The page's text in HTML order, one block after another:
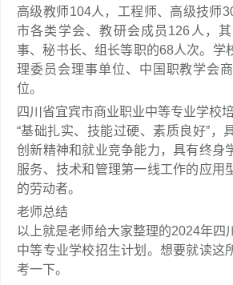
高级教师104人，工程师、高级技师
市各类学会、教研会成员126人，
事、秘书长、组长等职的68人次。学
理委员会理事单位、中国职教学会
位。
四川省宜宾市商业职业中等专业学校
“基础扎实、技能过硬、素质良好”，
创新精神和就业竞争能力，具有终身
服务、技术和管理第一线工作的应用
的劳动者。
老师总结
以上就是老师给大家整理的2024年四
中等专业学校招生计划。想要就读这
考一下。